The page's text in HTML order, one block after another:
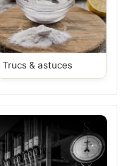
Trucs & astuces